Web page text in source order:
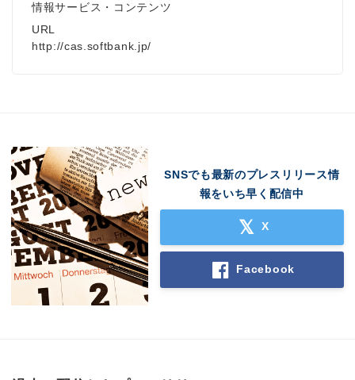
情報サービス・コンテンツ
URL
http://cas.softbank.jp/
SNSでも最新のプレスリリース情
報をいち早く配信中
X
Facebook